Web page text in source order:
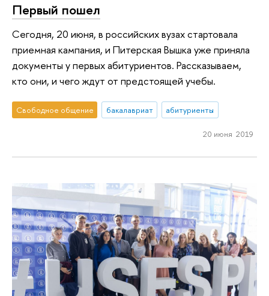
Первый пошел
Сегодня, 20 июня, в российских вузах стартовала
приемная кампания, и Питерская Вышка уже приняла
документы у первых абитуриентов. Рассказываем,
кто они, и чего ждут от предстоящей учебы.
Свободное общение бакалавриат абитуриенты
20 июня 2019